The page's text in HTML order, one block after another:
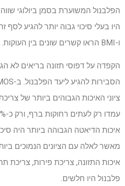
היו בעלי סיכוי גבוה יותר להגיע
ו-BMI הראו קשרים שונים בין העוקות.
הקפדה על דפוסי תזונה בריאים לא
ציוני האיכות הגבוהים ביותר של
איכות הדיאטה הגבוהה ביותר היה
מאשר לאלה עם הציונים הנמוכים
איכות התזונה, צריכת פירות, צריכת
פלבנול היו חלשים.